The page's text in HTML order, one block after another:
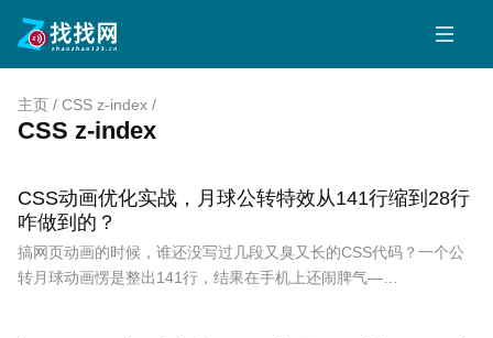
主页 / CSS z-index /
CSS z-index
CSS动画优化实战，月球公转特效从141行缩到28行
咋做到的？
搞网页动画的时候，谁还没写过几段又臭又长的CSS代码？一个公
转月球动画愣是整出141行，结果在手机上还闹脾气—…